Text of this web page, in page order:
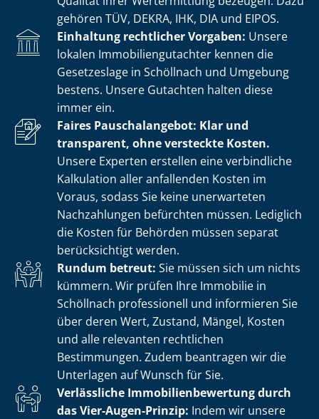
gehören TÜV, DEKRA, IHK, DIA und EIPOS.
Einhaltung rechtlicher Vorgaben: Unsere
lokalen Im­mo­bi­li­en­gut­ach­ter kennen die
Gesetzeslage in Schöllnach und Umgebung
bestens. Unsere Gutachten halten diese
immer ein.
Faires Pauschalangebot: Klar und
transparent, ohne versteckte Kosten.
Unsere Experten erstellen eine verbindliche
Kalkulation aller anfallenden Kosten im
Voraus, sodass Sie keine unerwarteten
Nachzahlungen befürchten müssen. Lediglich
die Kosten für Behörden müssen separat
berücksichtigt werden.
Rundum betreut: Sie müssen sich um nichts
kümmern. Wir prüfen Ihre Immobilie in
Schöllnach professionell und informieren Sie
über deren Wert, Zustand, Mängel, Kosten
und alle relevanten rechtlichen
Bestimmungen. Zudem beantragen wir die
Unterlagen auf Wunsch für Sie.
Verlässliche Im­mo­bi­li­en­be­wer­tung durch
das Vier-Augen-Prinzip: Indem wir unsere